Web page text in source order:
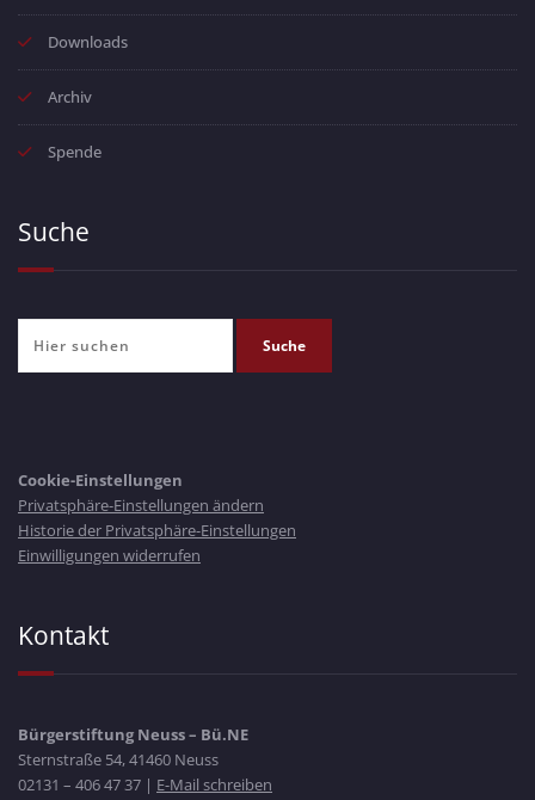
Downloads
Archiv
Spende
Suche
Cookie-Einstellungen
Privatsphäre-Einstellungen ändern
Historie der Privatsphäre-Einstellungen
Einwilligungen widerrufen
Kontakt
Bürgerstiftung Neuss – Bü.NE
Sternstraße 54, 41460 Neuss
02131 – 406 47 37 | E-Mail schreiben